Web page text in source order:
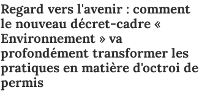
Regard vers l'avenir : comment
le nouveau décret-cadre «
Environnement » va
profondément transformer les
pratiques en matière d'octroi de
permis